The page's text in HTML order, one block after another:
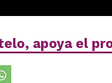
apoya el